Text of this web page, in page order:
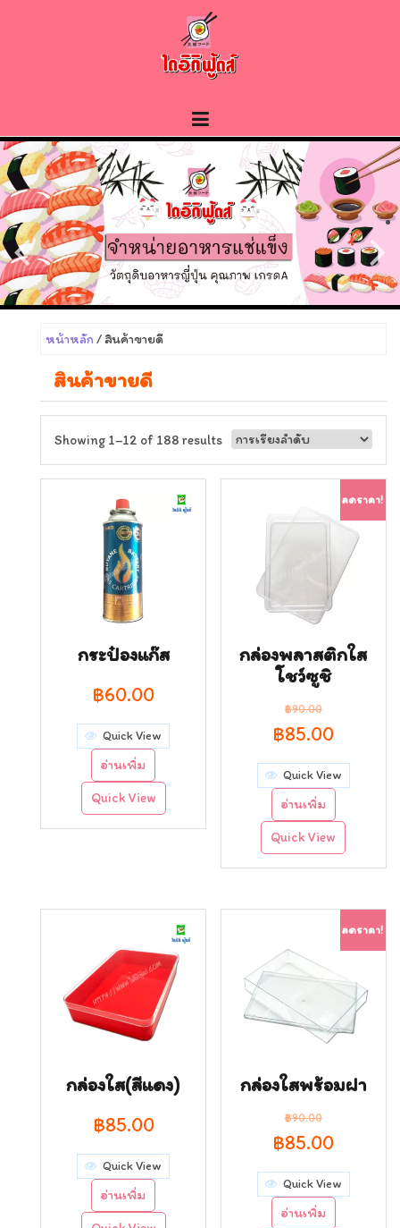
หน้าหลัก / สินค้าขายดี
สินค้าขายดี
Showing 1–12 of 188 results
กระป๋องแก๊ส
฿60.00
Quick View
อ่านเพิ่ม
Quick View
ลดราคา!
กล่องพลาสติกใส
โชว์ซูชิ
฿90.00
Original
price
was:
฿90.00.
฿85.00
price
is:
฿85.00.
Quick View
อ่านเพิ่ม
Quick View
กล่องใส(สีแดง)
฿85.00
Quick View
อ่านเพิ่ม
ลดราคา!
กล่องใสพร้อมฝา
฿90.00
Original
price
was:
฿85.00
price
is:
Quick View
อ่านเพิ่ม